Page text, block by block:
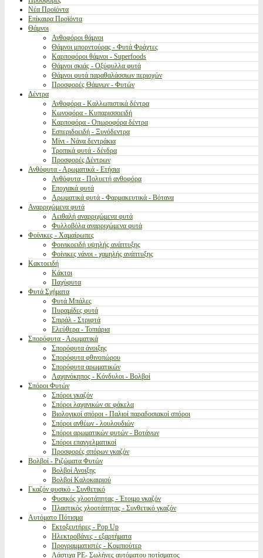
Νέα Προϊόντα
Επίκαιρα Προϊόντα
Θάμνοι
Ανθοφόροι θάμνοι
Θάμνοι μπορντούρας - Φυτά Φράχτες
Καρποφόροι θάμνοι - Superfoods
Θάμνοι σκιάς - Οξύφυλλα φυτά
Θάμνοι φυτά παραθαλάσσιων περιοχών
Προσφορές Θάμνων - Φυτών
Δέντρα
Ανθοφόρα - Καλλωπιστικά δέντρα
Κωνοφόρα - Κυπαρισσοειδή
Καρποφόρα - Οπωροφόρα δέντρα
Εσπεριδοειδή - Ξυνόδεντρα
Μίνι - Νάνα δεντράκια
Τροπικά φυτά - δένδρα
Προσφορές Δέντρων
Ανθόφυτα - Αρωματικά - Ετήσια
Ανθόφυτα - Πολυετή ανθοφόρα
Εποχιακά φυτά
Αρωματικά φυτά - Φαρμακευτικά - Βότανα
Αναρριχώμενα φυτά
Αειθαλή αναρριχώμενα φυτά
Φυλλοβόλα αναρριχώμενα φυτά
Φοίνικες - Χαμαίρωπες
Φοινικοειδή υψηλής ανάπτυξης
Φοίνικες νάνοι - χαμηλής ανάπτυξης
Κακτοειδή
Κάκτοι
Παχύφυτα
Φυτά Σχήματα
Φυτά Μπάλες
Πυραμίδες φυτά
Σπιράλ - Στριφτά
Ελεύθερα - Τοπιάρια
Σπορόφυτα - Αρωματικά
Σπορόφυτα άνοιξης
Σπορόφυτα φθινοπώρου
Σπορόφυτα αρωματικών
Λαχανόκηπος - Κόνδυλοι - Βολβοί
Σπόροι Φυτών
Σπόροι γκαζόν
Σπόροι λαχανικών σε φάκελα
Βιολογικοί σπόροι - Παλιοί παραδοσιακοί σπόροι
Σπόροι ανθέων - λουλουδιών
Σπόροι αρωματικών φυτών - Βοτάνων
Σπόροι επαγγελματικοί
Προσφορές σπόρων γκαζόν
Βολβοί - Ριζώματα Φυτών
Βολβοί Ανοιξης
Βολβοί Καλοκαιριού
Γκαζόν φυσικό - Συνθετικό
Φυσικός χλοοτάπητας - Έτοιμο γκαζόν
Πλαστικός χλοοτάπητας - Συνθετικό γκαζόν
Αυτόματο Πότισμα
Εκτοξευτήρες - Pop Up
Ηλεκτροβάνες - εξαρτήματα
Προγραμματιστές - Κομπιούτερ
Λάστιχα PE- Σωλήνες αυτόματου ποτίσματος